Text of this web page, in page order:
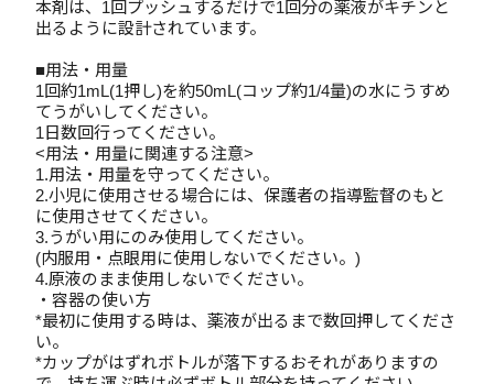
本剤は、1回プッシュするだけで1回分の薬液がキチンと
出るように設計されています。
■用法・用量
1回約1mL(1押し)を約50mL(コップ約1/4量)の水にうすめ
てうがいしてください。
1日数回行ってください。
<用法・用量に関連する注意>
1.用法・用量を守ってください。
2.小児に使用させる場合には、保護者の指導監督のもと
に使用させてください。
3.うがい用にのみ使用してください。
(内服用・点眼用に使用しないでください。)
4.原液のまま使用しないでください。
・容器の使い方
*最初に使用する時は、薬液が出るまで数回押してくださ
い。
*カップがはずれボトルが落下するおそれがありますの